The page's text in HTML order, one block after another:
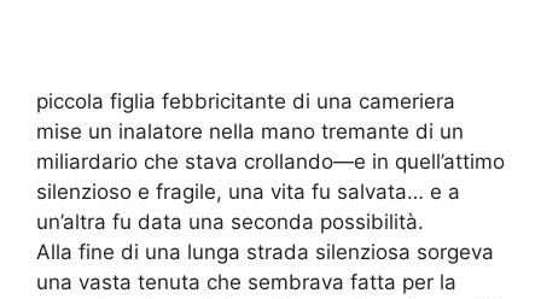
piccola figlia febbricitante di una cameriera
mise un inalatore nella mano tremante di un
miliardario che stava crollando—e in quell’attimo
silenzioso e fragile, una vita fu salvata… e a
un’altra fu data una seconda possibilità.
Alla fine di una lunga strada silenziosa sorgeva
una vasta tenuta che sembrava fatta per la